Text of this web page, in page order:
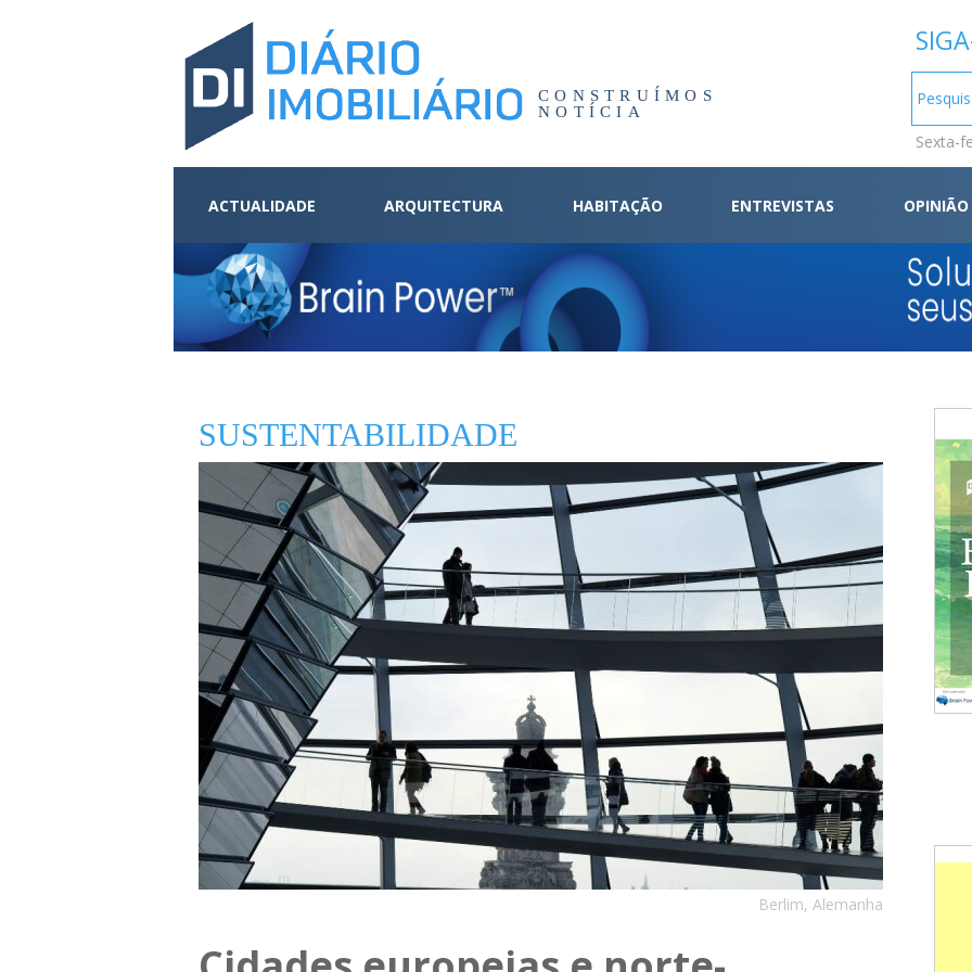
CONSTRUÍMOS
NOTÍCIA
Sexta-
ACTUALIDADE ARQUITECTURA HABITAÇÃO ENTREVISTAS OPINIÃO
SUSTENTABILIDADE
Berlim, Alemanha